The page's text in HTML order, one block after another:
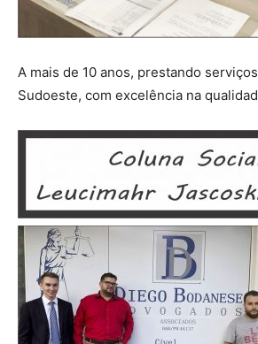
A mais de 10 anos, prestando
Sudoeste, com excelência na